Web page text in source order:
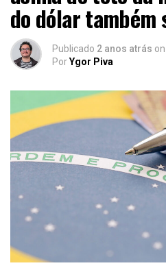
do dólar também
Publicado 2 anos atrás on
PorYgor Piva